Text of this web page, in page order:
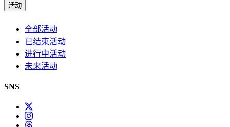
活动
全部活动
已结束活动
进行中活动
未来活动
SNS